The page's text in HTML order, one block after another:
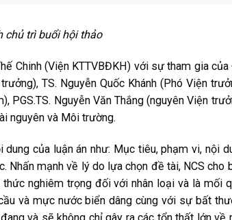
chủ trì buổi hội thảo
Chinh (Viện KTTVBĐKH) với sự tham gia
TS. Nguyễn Quốc Khánh (Phó Viện
PGS.TS. Nguyễn Văn Thắng (nguyên Viện
nguyên và Môi trường.
của luận án như: Mục tiêu, phạm vi, nội
mạnh về lý do lựa chọn đề tài, NCS cho
nghiêm trọng đối với nhân loại và là mối
và mực nước biển dâng cùng với sự bất